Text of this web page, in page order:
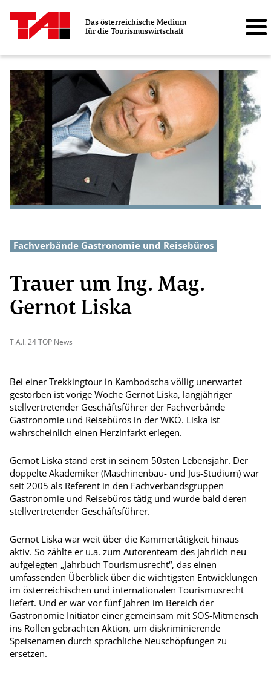
Das österreichische Medium
für die Tourismuswirtschaft
Fachverbände Gastronomie und Reisebüros
Trauer um Ing. Mag.
Gernot Liska
T.A.I. 24 TOP News
Bei einer Trekkingtour in Kambodscha völlig unerwartet
gestorben ist vorige Woche Gernot Liska, langjähriger
stellvertretender Geschäftsführer der Fachverbände
Gastronomie und Reisebüros in der WKÖ. Liska ist
wahrscheinlich einen Herzinfarkt erlegen.
Gernot Liska stand erst in seinem 50sten Lebensjahr. Der
doppelte Akademiker (Maschinenbau- und Jus-Studium) war
seit 2005 als Referent in den Fachverbandsgruppen
Gastronomie und Reisebüros tätig und wurde bald deren
stellvertretender Geschäftsführer.
Gernot Liska war weit über die Kammertätigkeit hinaus
aktiv. So zählte er u.a. zum Autorenteam des jährlich neu
aufgelegten „Jahrbuch Tourismusrecht“, das einen
umfassenden Überblick über die wichtigsten Entwicklungen
im österreichischen und internationalen Tourismusrecht
liefert. Und er war vor fünf Jahren im Bereich der
Gastronomie Initiator einer gemeinsam mit SOS-Mitmensch
ins Rollen gebrachten Aktion, um diskriminierende
Speisenamen durch sprachliche Neuschöpfungen zu
ersetzen.